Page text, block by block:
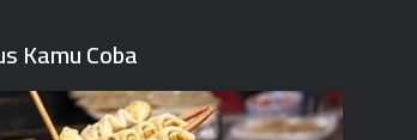
Kamu Coba